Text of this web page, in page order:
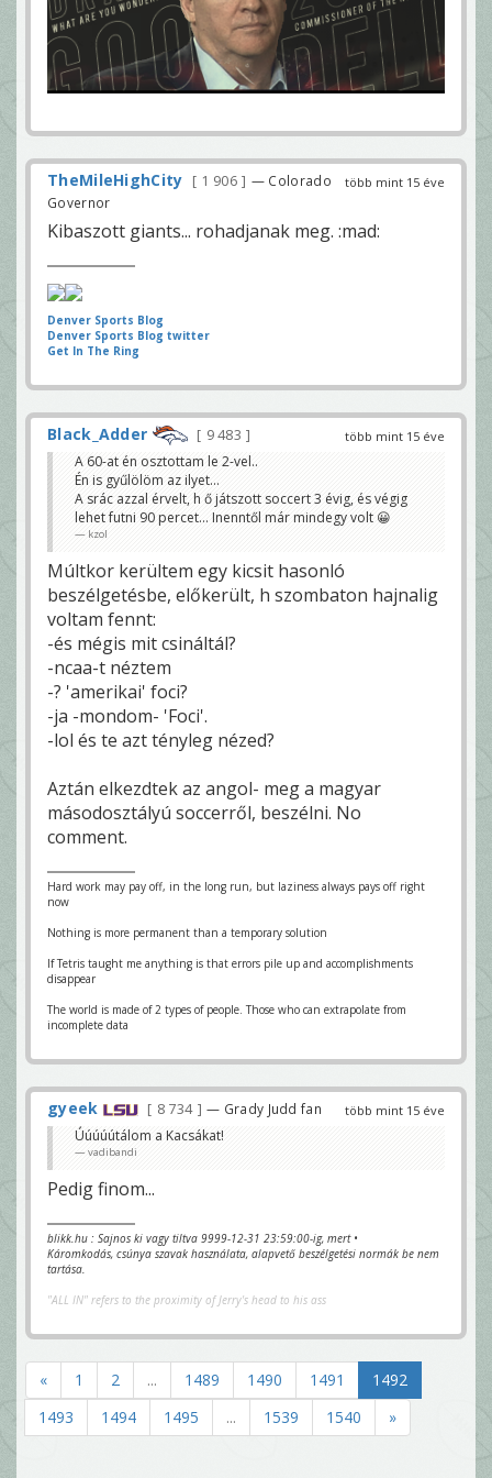
több mint 15 éve
TheMileHighCity 1 906
— Colorado
Governor
Kibaszott giants... rohadjanak meg. :mad:
Denver Sports Blog
Denver Sports Blog twitter
Get In The Ring
több mint 15 éve
Black_Adder
9 483
A 60-at én osztottam le 2-vel..
Én is gyűlölöm az ilyet...
A srác azzal érvelt, h ő játszott soccert 3 évig, és végig
lehet futni 90 percet... Inenntől már mindegy volt 😀
kzol
Múltkor kerültem egy kicsit hasonló
beszélgetésbe, előkerült, h szombaton hajnalig
voltam fennt:
-és mégis mit csináltál?
-ncaa-t néztem
-? 'amerikai' foci?
-ja -mondom- 'Foci'.
-lol és te azt tényleg nézed?
Aztán elkezdtek az angol- meg a magyar
másodosztályú soccerről, beszélni. No
comment.
Hard work may pay off, in the long run, but laziness always pays off right
now
Nothing is more permanent than a temporary solution
If Tetris taught me anything is that errors pile up and accomplishments
disappear
The world is made of 2 types of people. Those who can extrapolate from
incomplete data
több mint 15 éve
gyeek 8 734 — Grady Judd fan
Úúúúútálom a Kacsákat!
vadibandi
Pedig finom...
blikk.hu : Sajnos ki vagy tiltva 9999-12-31 23:59:00-ig, mert •
Káromkodás, csúnya szavak használata, alapvető beszélgetési normák be nem
tartása.
"ALL IN" refers to the proximity of Jerry's head to his ass
« 1 2 ... 1489 1490 1491
1492
1493
1494 1495 ... 1539 1540 »